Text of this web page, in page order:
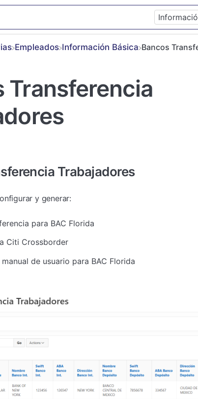
​Empleados ​Información Básica Bancos
Transferencia
Trabajadores
y generar:
para BAC Florida
Citi Crossborder
de usuario para BAC Florida